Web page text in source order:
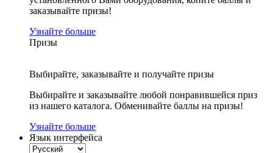
заказывайте призы!
Узнайте больше
Призы
Выбирайте, заказывайте и получайте призы
Выбирайте и заказывайте любой понравившейся приз
из нашего каталога. Обменивайте баллы на призы!
Узнайте больше
Язык интерфейса